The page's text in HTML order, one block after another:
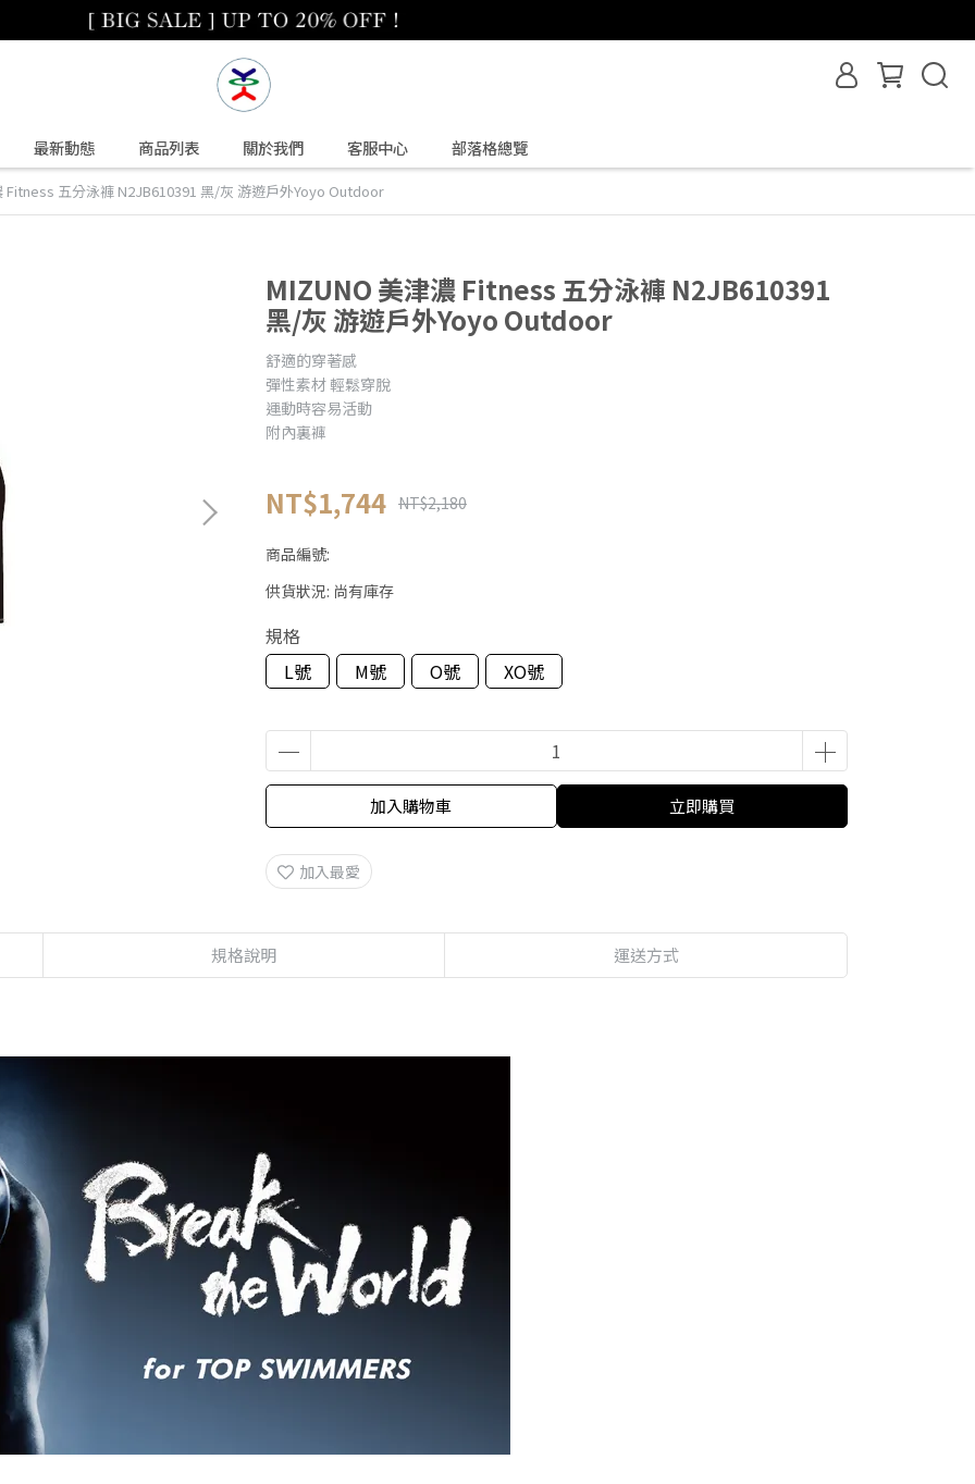
最新動態 商品列表 關於我們 客服中心 部落格總覽
Fitness 五分泳褲 N2JB610391 黑/灰 游遊戶外Yoyo Outdoor
MIZUNO 美津濃 Fitness 五分泳褲 N2JB610391
黑/灰 游遊戶外Yoyo Outdoor
舒適的穿著感
彈性素材 輕鬆穿脫
運動時容易活動
附內裏褲
NT$1,744 NT$2,180
商品編號:
供貨狀況: 尚有庫存
規格
L號
M號 O號 XO號
加入購物車 立即購買
加入最愛
規格說明 運送方式